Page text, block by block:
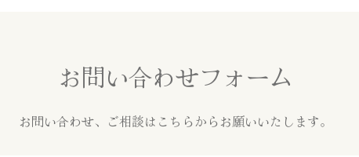
お問い合わせフォーム
お問い合わせ、 ご相談はこちらからお願いいたします。